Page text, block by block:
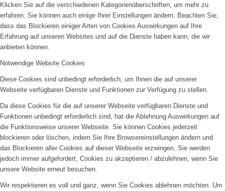
Klicken Sie auf die verschiedenen Kategorienüberschriften, um mehr zu
erfahren. Sie können auch einige Ihrer Einstellungen ändern. Beachten Sie,
dass das Blockieren einiger Arten von Cookies Auswirkungen auf Ihre
Erfahrung auf unseren Websites und auf die Dienste haben kann, die wir
anbieten können.
Notwendige Website Cookies
Diese Cookies sind unbedingt erforderlich, um Ihnen die auf unserer
Webseite verfügbaren Dienste und Funktionen zur Verfügung zu stellen.
Da diese Cookies für die auf unserer Webseite verfügbaren Dienste und
Funktionen unbedingt erforderlich sind, hat die Ablehnung Auswirkungen auf
die Funktionsweise unserer Webseite. Sie können Cookies jederzeit
blockieren oder löschen, indem Sie Ihre Browsereinstellungen ändern und
das Blockieren aller Cookies auf dieser Webseite erzwingen. Sie werden
jedoch immer aufgefordert, Cookies zu akzeptieren / abzulehnen, wenn Sie
unsere Website erneut besuchen.
Wir respektieren es voll und ganz, wenn Sie Cookies ablehnen möchten. Um